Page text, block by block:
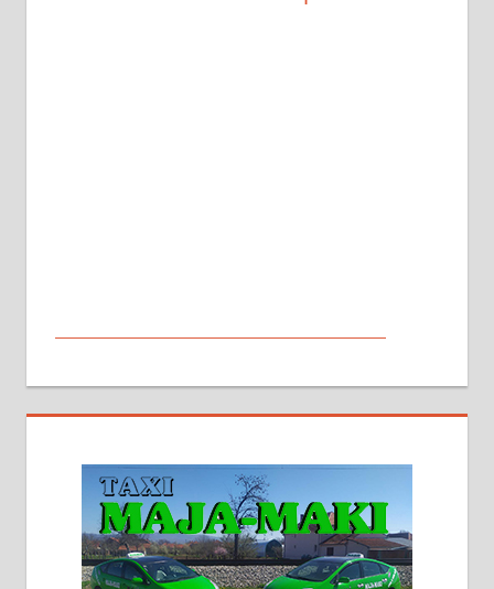
стамбене целине једна уз другу.
2х150м2, две гараже, централно
грејање на гас и дрва. Две
адресе. 063/71-74-023